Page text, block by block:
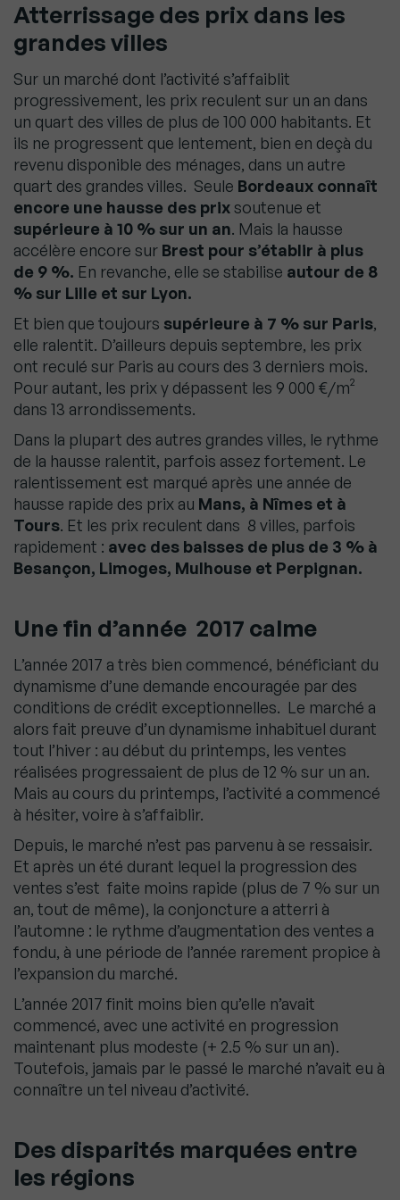
Atterrissage des prix dans les
grandes villes
Sur un marché dont l’activité s’affaiblit
progressivement, les prix reculent sur un an dans
un quart des villes de plus de 100 000 habitants. Et
ils ne progressent que lentement, bien en deçà du
revenu disponible des ménages, dans un autre
quart des grandes villes. Seule Bordeaux connaît
encore une hausse des prixsoutenue et
supérieure à 10 % sur un an. Mais la hausse
accélère encore sur Brest pour s’établir à plus
de 9 %. En revanche, elle se stabilise autour de 8
% sur Lille et sur Lyon.
Et bien que toujours supérieure à 7 % sur Paris,
elle ralentit. D’ailleurs depuis septembre, les prix
ont reculé sur Paris au cours des 3 derniers mois.
Pour autant, les prix y dépassent les 9 000 €/m²
dans 13 arrondissements.
Dans la plupart des autres grandes villes, le rythme
de la hausse ralentit, parfois assez fortement. Le
ralentissement est marqué après une année de
hausse rapide des prix au Mans, à Nîmes et à
Tours. Et les prix reculent dans 8 villes, parfois
rapidement : avec des baisses de plus de 3 % à
Besançon, Limoges, Mulhouse et Perpignan.
Une fin d’année 2017 calme
L’année 2017 a très bien commencé, bénéficiant du
dynamisme d’une demande encouragée par des
conditions de crédit exceptionnelles. Le marché a
alors fait preuve d’un dynamisme inhabituel durant
tout l’hiver : au début du printemps, les ventes
réalisées progressaient de plus de 12 % sur un an.
Mais au cours du printemps, l’activité a commencé
à hésiter, voire à s’affaiblir.
Depuis, le marché n’est pas parvenu à se ressaisir.
Et après un été durant lequel la progression des
ventes s’est faite moins rapide (plus de 7 % sur un
an, tout de même), la conjoncture a atterri à
l’automne : le rythme d’augmentation des ventes a
fondu, à une période de l’année rarement propice à
l’expansion du marché.
L’année 2017 finit moins bien qu’elle n’avait
commencé, avec une activité en progression
maintenant plus modeste (+ 2.5 % sur un an).
Toutefois, jamais par le passé le marché n’avait eu à
connaître un tel niveau d’activité.
Des disparités marquées entre
les régions